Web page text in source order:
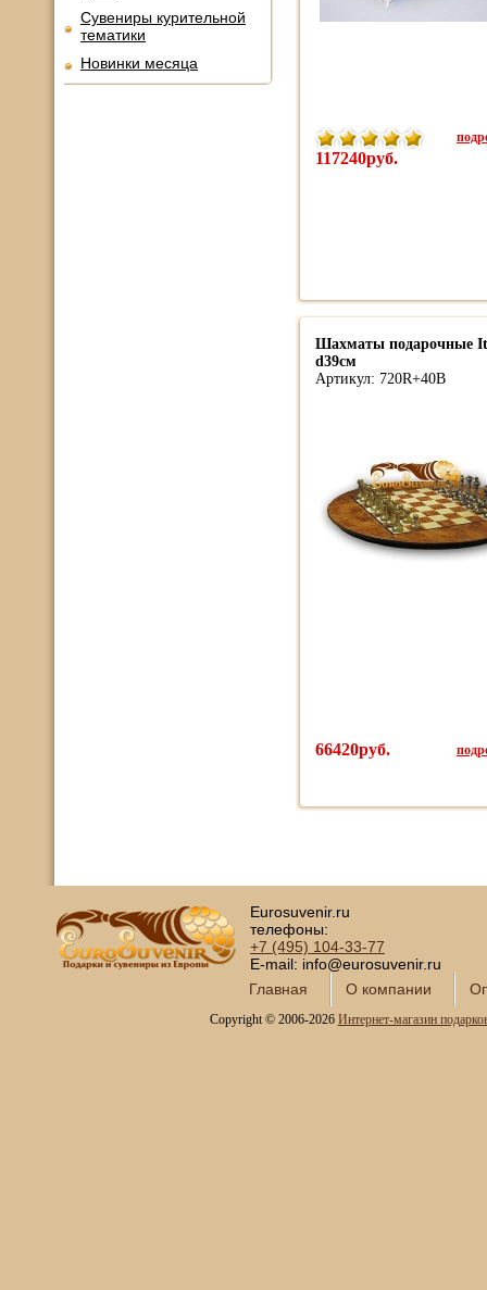
Сувениры курительной
тематики
Новинки месяца
117240руб.
Шахматы подарочные
d39см
Артикул: 720R+40B
66420руб.
Eurosuvenir.ru
телефоны:
+7 (495) 104-33-77
E-mail: info@eurosuvenir.ru
Главная
О компании
Copyright © 2006-2026 Интернет-магазин